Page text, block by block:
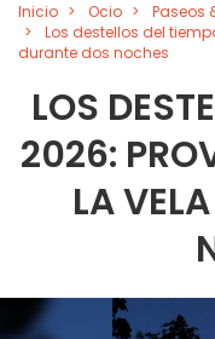
Inicio Ocio
Paseos
Los destellos del
durante dos noches
LOS
2026:
LA